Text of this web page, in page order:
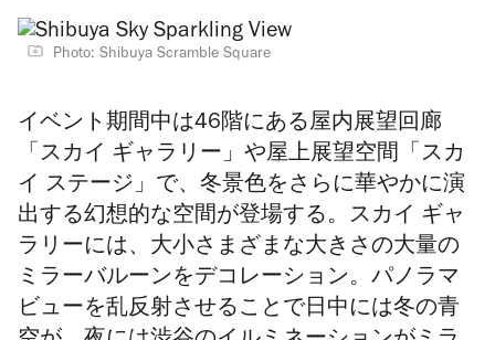
Photo: Shibuya Scramble Square
イベント期間中は46階にある屋内展望回廊
「スカイ ギャラリー」や屋上展望空間「スカ
イ ステージ」で、冬景色をさらに華やかに演
出する幻想的な空間が登場する。スカイ ギャ
ラリーには、大小さまざまな大きさの大量の
ミラーバルーンをデコレーション。パノラマ
ビューを乱反射させることで日中には冬の青